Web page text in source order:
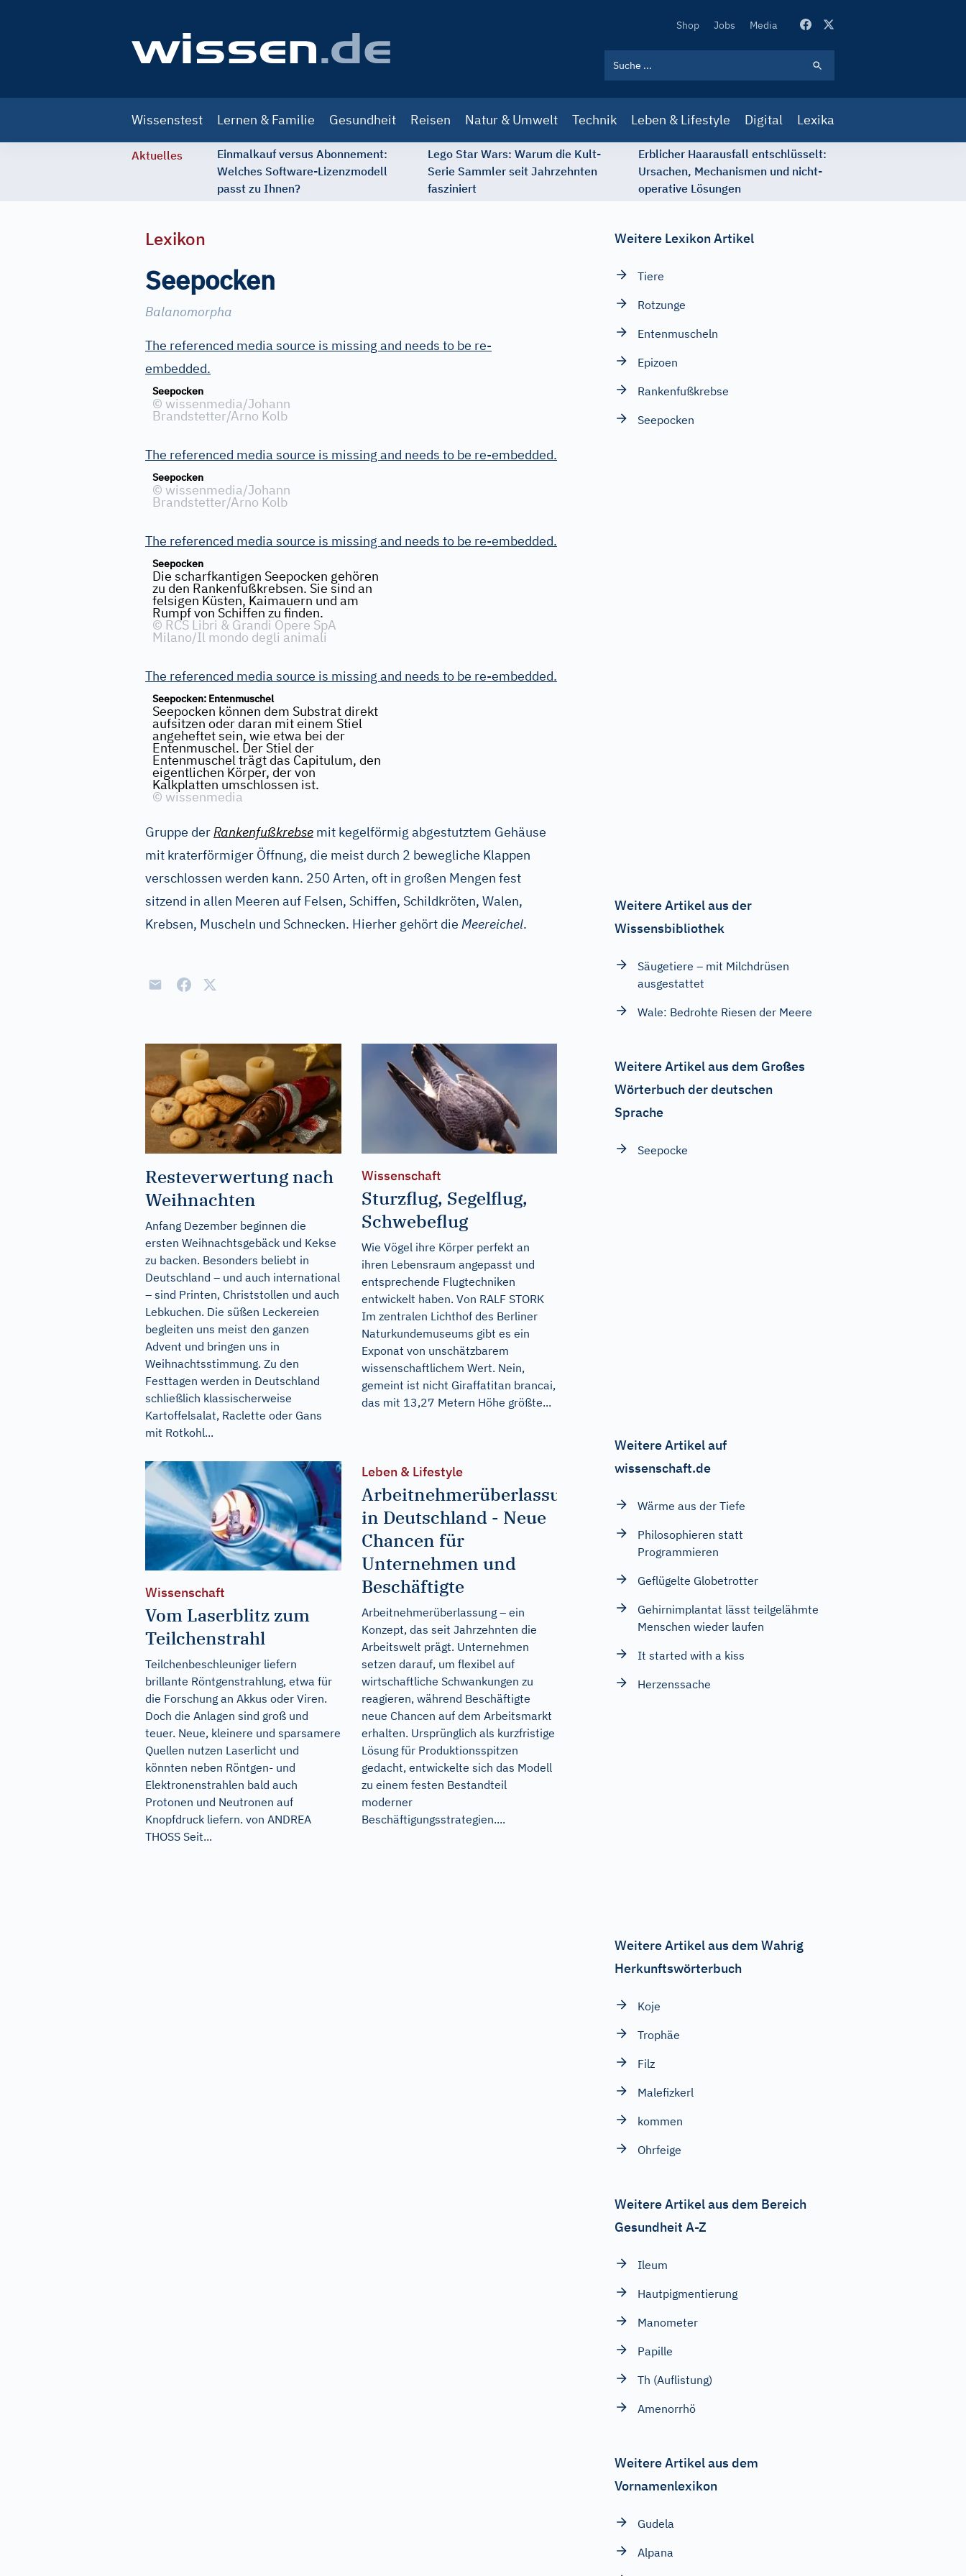
Secondary
Shop Jobs Media
navigation
Wissenstest Lernen & Familie Gesundheit Reisen Natur & Umwelt Technik Leben & Lifestyle Digital Lexika
Aktuelles
Einmalkauf versus Abonnement:
Welches Software-Lizenzmodell
passt zu Ihnen?
Lego Star Wars: Warum die Kult-
Serie Sammler seit Jahrzehnten
fasziniert
Erblicher Haarausfall entschlüsselt:
Ursachen, Mechanismen und nicht-
operative Lösungen
Lexikon
Seepocken
Balanomorpha
The referenced media source is missing and needs to be re-
embedded.
Seepocken
© wissenmedia/Johann
Brandstetter/Arno Kolb
The referenced media source is missing and needs to be re-embedded.
Seepocken
© wissenmedia/Johann
Brandstetter/Arno Kolb
The referenced media source is missing and needs to be re-embedded.
Seepocken
Die scharfkantigen Seepocken gehören
zu den Rankenfußkrebsen. Sie sind an
felsigen Küsten, Kaimauern und am
Rumpf von Schiffen zu finden.
© RCS Libri & Grandi Opere SpA
Milano/Il mondo degli animali
The referenced media source is missing and needs to be re-embedded.
Seepocken: Entenmuschel
Seepocken können dem Substrat direkt
aufsitzen oder daran mit einem Stiel
angeheftet sein, wie etwa bei der
Entenmuschel. Der Stiel der
Entenmuschel trägt das Capitulum, den
eigentlichen Körper, der von
Kalkplatten umschlossen ist.
© wissenmedia
Gruppe derRankenfußkrebse mit kegelförmig abgestutztem Gehäuse
mit kraterförmiger Öffnung, die meist durch 2 bewegliche Klappen
verschlossen werden kann. 250 Arten, oft in großen Mengen fest
sitzend in allen Meeren auf Felsen, Schiffen, Schildkröten, Walen,
Krebsen, Muscheln und Schnecken. Hierher gehört die Meereichel.
Resteverwertung nach
Weihnachten
Anfang Dezember beginnen die
ersten Weihnachtsgebäck und Kekse
zu backen. Besonders beliebt in
Deutschland – und auch international
– sind Printen, Christstollen und auch
Lebkuchen. Die süßen Leckereien
begleiten uns meist den ganzen
Advent und bringen uns in
Weihnachtsstimmung. Zu den
Festtagen werden in Deutschland
schließlich klassischerweise
Kartoffelsalat, Raclette oder Gans
mit Rotkohl...
Wissenschaft
Sturzflug, Segelflug,
Schwebeflug
Wie Vögel ihre Körper perfekt an
ihren Lebensraum angepasst und
entsprechende Flugtechniken
entwickelt haben. Von RALF STORK
Im zentralen Lichthof des Berliner
Naturkundemuseums gibt es ein
Exponat von unschätzbarem
wissenschaftlichem Wert. Nein,
gemeint ist nicht Giraffatitan brancai,
das mit 13,27 Metern Höhe größte...
Wissenschaft
Vom Laserblitz zum
Teilchenstrahl
Teilchenbeschleuniger liefern
brillante Röntgenstrahlung, etwa für
die Forschung an Akkus oder Viren.
Doch die Anlagen sind groß und
teuer. Neue, kleinere und sparsamere
Quellen nutzen Laserlicht und
könnten neben Röntgen- und
Elektronenstrahlen bald auch
Protonen und Neutronen auf
Knopfdruck liefern. von ANDREA
THOSS Seit...
Leben & Lifestyle
Arbeitnehmerüberlassung
in Deutschland - Neue
Chancen für
Unternehmen und
Beschäftigte
Arbeitnehmerüberlassung – ein
Konzept, das seit Jahrzehnten die
Arbeitswelt prägt. Unternehmen
setzen darauf, um flexibel auf
wirtschaftliche Schwankungen zu
reagieren, während Beschäftigte
neue Chancen auf dem Arbeitsmarkt
erhalten. Ursprünglich als kurzfristige
Lösung für Produktionsspitzen
gedacht, entwickelte sich das Modell
zu einem festen Bestandteil
moderner
Beschäftigungsstrategien....
Weitere Lexikon Artikel
Tiere
Rotzunge
Entenmuscheln
Epizoen
Rankenfußkrebse
Seepocken
Weitere Artikel aus der
Wissensbibliothek
Säugetiere – mit Milchdrüsen
ausgestattet
Wale: Bedrohte Riesen der Meere
Weitere Artikel aus dem Großes
Wörterbuch der deutschen
Sprache
Seepocke
Weitere Artikel auf
wissenschaft.de
Wärme aus der Tiefe
Philosophieren statt
Programmieren
Geflügelte Globetrotter
Gehirnimplantat lässt teilgelähmte
Menschen wieder laufen
It started with a kiss
Herzenssache
Weitere Artikel aus dem Wahrig
Herkunftswörterbuch
Koje
Trophäe
Filz
Malefizkerl
kommen
Ohrfeige
Weitere Artikel aus dem Bereich
Gesundheit A-Z
Ileum
Hautpigmentierung
Manometer
Papille
Th (Auflistung)
Amenorrhö
Weitere Artikel aus dem
Vornamenlexikon
Gudela
Alpana